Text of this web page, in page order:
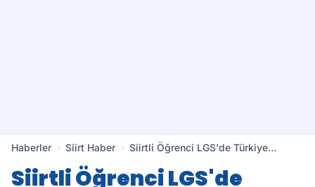
Haberler Siirt Haber
Siirtli Öğrenci LGS'de Türkiye
Siirtli Öğrenci LGS'de